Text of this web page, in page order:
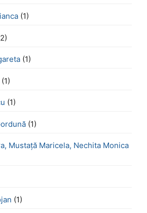
(1)
(1)
(1)
(1)
(1)
Mustață Maricela, Nechita Monica
(1)